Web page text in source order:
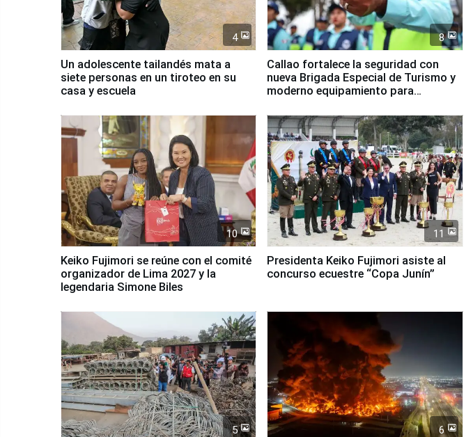
4
Un adolescente tailandés mata a
siete personas en un tiroteo en su
casa y escuela
8
Callao fortalece la seguridad con
nueva Brigada Especial de Turismo y
moderno equipamiento para
10
Keiko Fujimori se reúne con el comité
organizador de Lima 2027 y la
legendaria Simone Biles
11
Presidenta Keiko Fujimori asiste al
concurso ecuestre “Copa Junín”
5 6